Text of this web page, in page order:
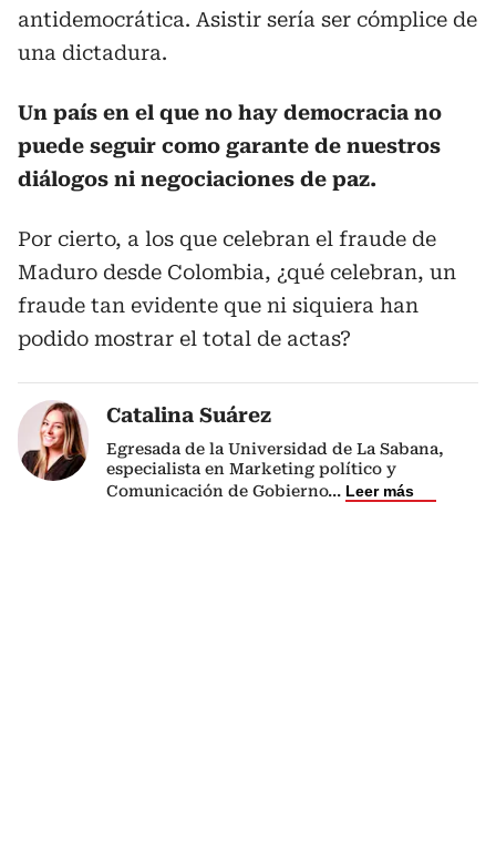
antidemocrática. Asistir sería ser cómplice de
una dictadura.
Un país en el que no hay democracia no
puede seguir como garante de nuestros
diálogos ni negociaciones de paz.
Por cierto, a los que celebran el fraude de
Maduro desde Colombia, ¿qué celebran, un
fraude tan evidente que ni siquiera han
podido mostrar el total de actas?
Catalina Suárez
Egresada de la Universidad de La Sabana,
especialista en Marketing político y
Comunicación de Gobierno... Leer más